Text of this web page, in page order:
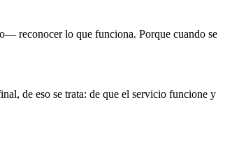
reconocer lo que funciona. Porque cuando se
de eso se trata: de que el servicio funcione y